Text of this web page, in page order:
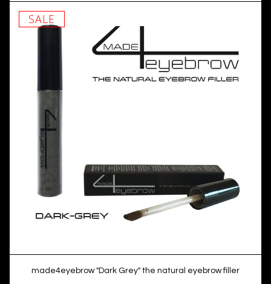
SALE
made4eyebrow "Dark Grey" the natural eyebrow filler